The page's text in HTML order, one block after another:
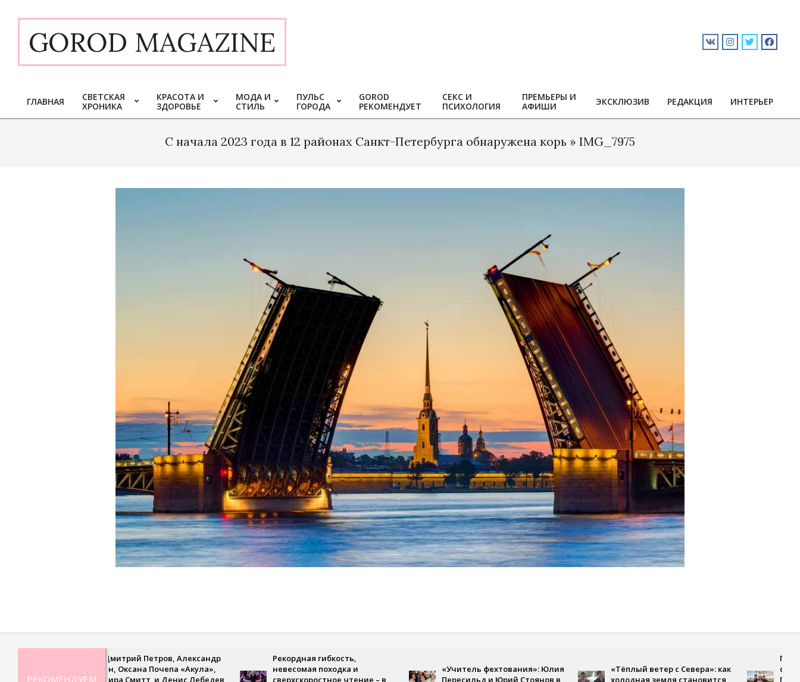
contentGOROD MAGAZINE
Primary
Navigation
ГЛАВНАЯ
СВЕТСКАЯ
ХРОНИКА
КРАСОТА И
ЗДОРОВЬЕ
МОДА И
СТИЛЬ
ПУЛЬС
ГОРОДА
GOROD
РЕКОМЕНДУЕТ
СЕКС И
ПСИХОЛОГИЯ
ПРЕМЬЕРЫ И
АФИШИ
ЭКСКЛЮЗИВ РЕДАКЦИЯ ИНТЕРЬЕР
С начала 2023 года в 12 районах Санкт-Петербурга обнаружена корь » IMG_7975
05-
РЕКОМЕНДУЕМ
Дмитрий Петров, Александр
Ян, Оксана Почепа «Акула»,
Кира Смитт и Денис Лебедев
Рекордная гибкость,
невесомая походка и
сверхскоростное чтение – в
«Учитель фехтования»: Юлия
Пересильд и Юрий Стоянов в
«Тёплый ветер с Севера»: как
холодная земля становится
Премьера,
становится
Первом